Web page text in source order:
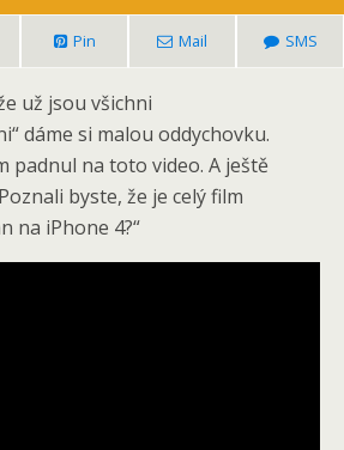
Pin Mail SMS
už jsou všichni
dáme si malou oddychovku.
padnul na toto video. A ještě
byste, že je celý film
na iPhone 4?“